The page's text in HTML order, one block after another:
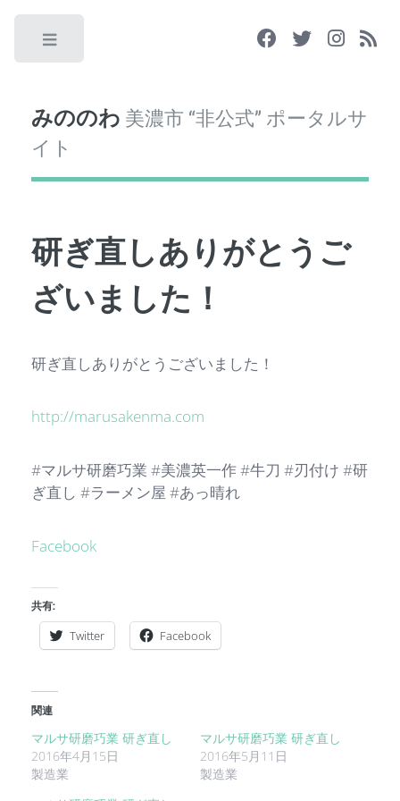
みののわ 美濃市 “非公式” ポータルサ
イト
研ぎ直しありがとうご
ざいました！
研ぎ直しありがとうございました！
http://marusakenma.com
#マルサ研磨巧業 #美濃英一作 #牛刀 #刃付け #研
ぎ直し #ラーメン屋 #あっ晴れ
Facebook
共有:
Twitter Facebook
関連
マルサ研磨巧業 研ぎ直し
2016年4月15日
製造業
マルサ研磨巧業 研ぎ直し
2016年5月11日
製造業
Toggle